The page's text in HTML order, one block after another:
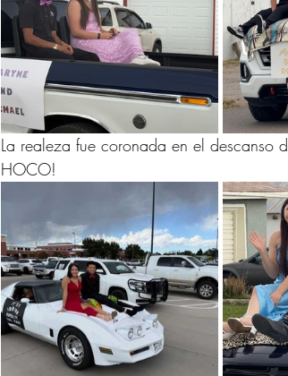
La realeza fue coronada en el descanso
HOCO!